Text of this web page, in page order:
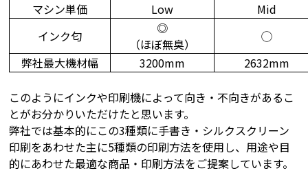
マシン単価
Low
Mid
インク匂
◎
（ほぼ無臭）
◯
弊社最大機材幅
3200mm 2632mm
このようにインクや印刷機によって向き・不向きがあるこ
とがお分かりいただけたと思います。
弊社では基本的にこの3種類に手書き・シルクスクリーン
印刷をあわせた主に5種類の印刷方法を使用し、用途や目
的にあわせた最適な商品・印刷方法をご提案しています。